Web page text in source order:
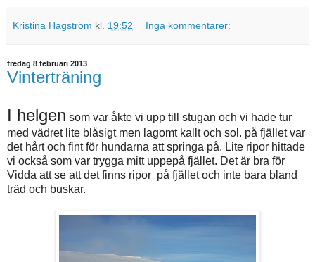
Kristina Hagström kl. 19:52 Inga kommentarer:
fredag 8 februari 2013
Vinterträning
I helgen som var åkte vi upp till stugan och vi hade tur
med vädret lite blåsigt men lagomt kallt och sol. på fjället var
det hårt och fint för hundarna att springa på. Lite ripor hittade
vi också som var trygga mitt uppepå fjället. Det är bra för
Vidda att se att det finns ripor på fjället och inte bara bland
träd och buskar.